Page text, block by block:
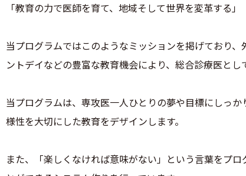
「教育の力で医師を育て、地域そして世界を変革する」
当プログラムではこのようなミッションを掲げており
ントデイなどの豊富な教育機会により、総合診療医と
当プログラムは、専攻医一人ひとりの夢や目標にしっ
様性を大切にした教育をデザインします。
また、「楽しくなければ意味がない」という言葉をプ